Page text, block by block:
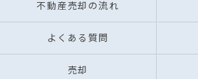
不動産売却の流れ
よくある質問
売却